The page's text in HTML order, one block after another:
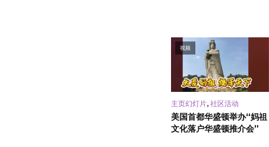
视频
主页幻灯片, 社区活动
美国首都华盛顿举办“妈祖
文化落户华盛顿推介会”